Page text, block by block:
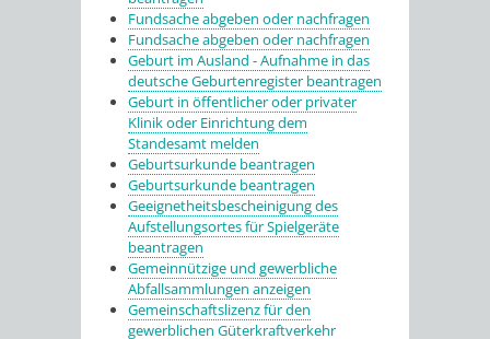
Fundsache abgeben oder nachfragen
Fundsache abgeben oder nachfragen
Geburt im Ausland - Aufnahme in das
deutsche Geburtenregister beantragen
Geburt in öffentlicher oder privater
Klinik oder Einrichtung dem
Standesamt melden
Geburtsurkunde beantragen
Geburtsurkunde beantragen
Geeignetheitsbescheinigung des
Aufstellungsortes für Spielgeräte
beantragen
Gemeinnützige und gewerbliche
Abfallsammlungen anzeigen
Gemeinschaftslizenz für den
gewerblichen Güterkraftverkehr